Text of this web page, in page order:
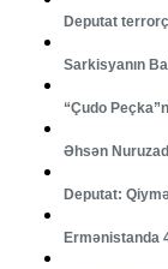
Deputat
Sarkisyanın
“Çudo
Əhsən
Deputat:
Ermənistanda